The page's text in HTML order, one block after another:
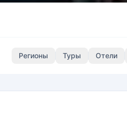
Регионы Туры Отели